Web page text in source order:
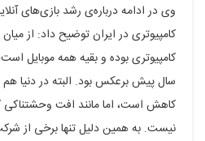
وی در ادامه درباره‌ی رشد بازی‌های
کامپیوتری بوده و بقیه همه موبایل
سال پیش برعکس بود. البته در دنیا
کاهش است، اما مانند افت وحشتناکی
نیست. به همین دلیل تنها برخی از